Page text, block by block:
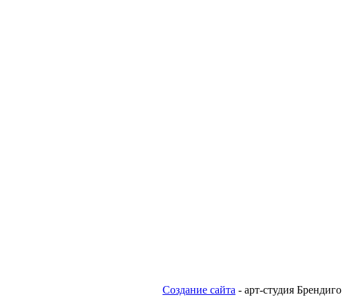
Создание сайта - арт-студия Брендиго